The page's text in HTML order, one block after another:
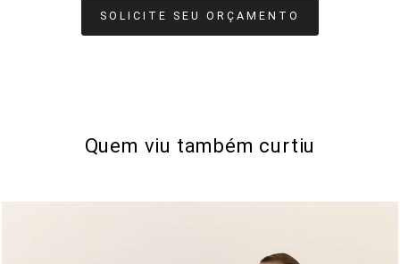
SOLICITE SEU ORÇAMENTO
Quem viu também curtiu